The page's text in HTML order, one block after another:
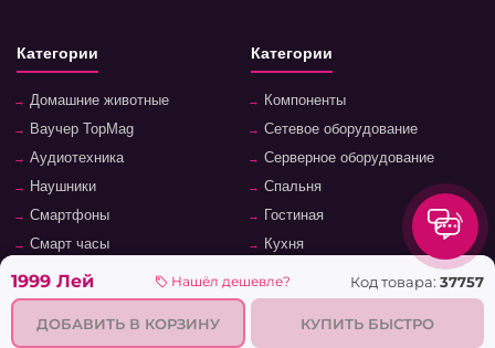
1999 Лей Нашёл дешевле? Код товара: 37757
ДОБАВИТЬ В КОРЗИНУ КУПИТЬ БЫСТРО
Категории
Домашние животные
Ваучер TopMag
Аудиотехника
Наушники
Смартфоны
Смарт часы
Кнопочные телефоны
Умные очки
Программное обеспечение
Категории
Компоненты
Сетевое оборудование
Серверное оборудование
Спальня
Гостиная
Кухня
Зал
Детская комната
Офис и кабинет